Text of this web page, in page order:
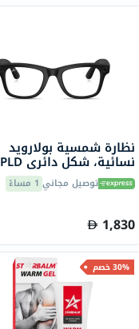
نظارة شمسية بولارويد
نسائية، شكل دائري PLD
4082/F/S - بنيتوصيل مجاني 1 مساءً
1,830
30% خصم